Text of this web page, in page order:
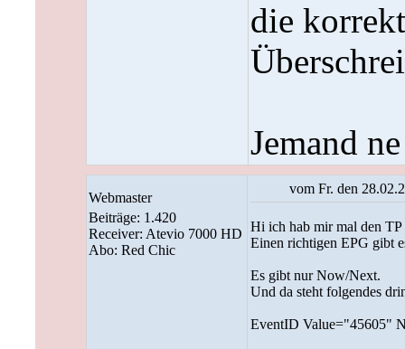
die
Jemand
Webmaster
Beiträge: 1.420
Receiver: Atevio 7000 HD
Abo: Red Chic
vom Fr. den
Hi ich hab mir mal den TP
Einen richtigen EPG gibt
Es gibt nur Now/Next.
Und da steht folgendes
EventID Value="45605"